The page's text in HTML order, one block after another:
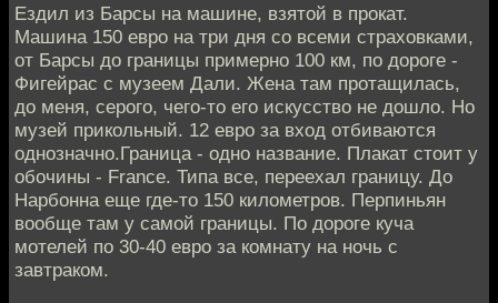
Ездил из Барсы на машине, взятой в прокат.
Машина 150 евро на три дня со всеми страховками,
от Барсы до границы примерно 100 км, по дороге -
Фигейрас с музеем Дали. Жена там протащилась,
до меня, серого, чего-то его искусство не дошло. Но
музей прикольный. 12 евро за вход отбиваются
однозначно.Граница - одно название. Плакат стоит у
обочины - France. Типа все, переехал границу. До
Нарбонна еще где-то 150 километров. Перпиньян
вообще там у самой границы. По дороге куча
мотелей по 30-40 евро за комнату на ночь с
завтраком.